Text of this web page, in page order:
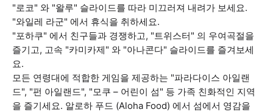
"로코" 와 "왈루" 슬라이드를 따라 미끄러져 내려가 보세요.
"와일레 라군" 에서 휴식을 취하세요.
"포하쿠" 에서 친구들과 경쟁하고, "트위스터" 의 우여곡절을
즐기고, 고속 "카미카제" 와 "아나콘다" 슬라이드를 즐겨보세
요.
모든 연령대에 적합한 게임을 제공하는 "파라다이스 아일랜
드", "펀 아일랜드", "모쿠 – 어린이 섬" 등 가족 친화적인 지역
을 즐기세요. 알로하 푸드 (Aloha Food) 에서 섬에서 영감을